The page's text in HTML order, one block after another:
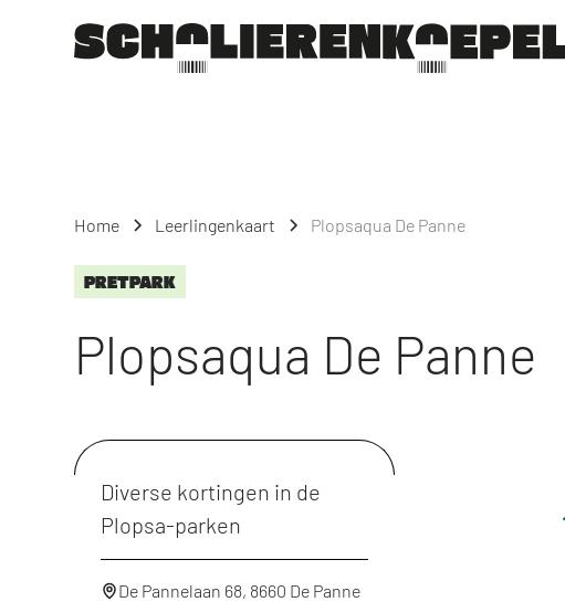
Home Leerlingenkaart Plopsaqua De Panne
PRETPARK
Plopsaqua De Panne
Diverse kortingen in de
Plopsa-parken
De Pannelaan 68, 8660 De Panne